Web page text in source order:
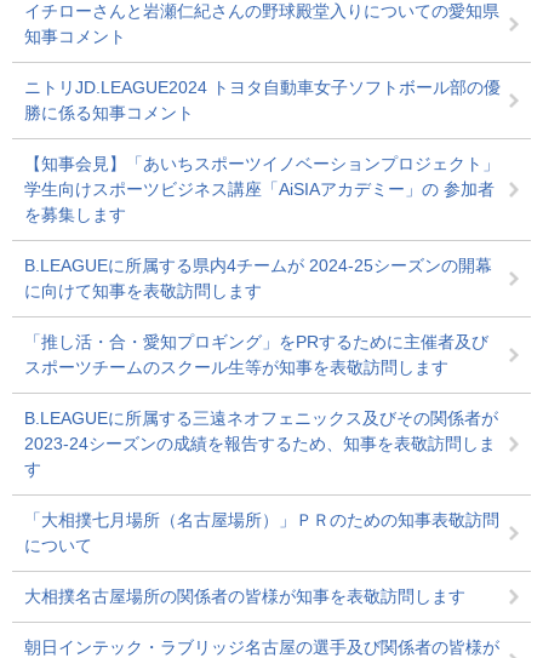
イチローさんと岩瀬仁紀さんの野球殿堂入りについての愛知県
知事コメント
ニトリJD.LEAGUE2024 トヨタ自動車女子ソフトボール部の優
勝に係る知事コメント
【知事会見】「あいちスポーツイノベーションプロジェクト」
学生向けスポーツビジネス講座「AiSIAアカデミー」の 参加者
を募集します
B.LEAGUEに所属する県内4チームが 2024-25シーズンの開幕
に向けて知事を表敬訪問します
「推し活・合・愛知プロギング」をPRするために主催者及び
スポーツチームのスクール生等が知事を表敬訪問します
B.LEAGUEに所属する三遠ネオフェニックス及びその関係者が
2023-24シーズンの成績を報告するため、知事を表敬訪問しま
す
「大相撲七月場所（名古屋場所）」ＰＲのための知事表敬訪問
について
大相撲名古屋場所の関係者の皆様が知事を表敬訪問します
朝日インテック・ラブリッジ名古屋の選手及び関係者の皆様が